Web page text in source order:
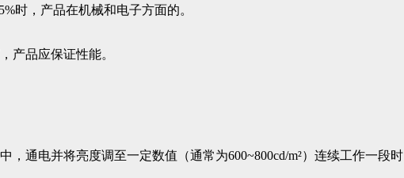
时，产品在机械和电子方面的。
产品应保证性能。
通电并将亮度调至一定数值（通常为600~800cd/m²）连续工作一段